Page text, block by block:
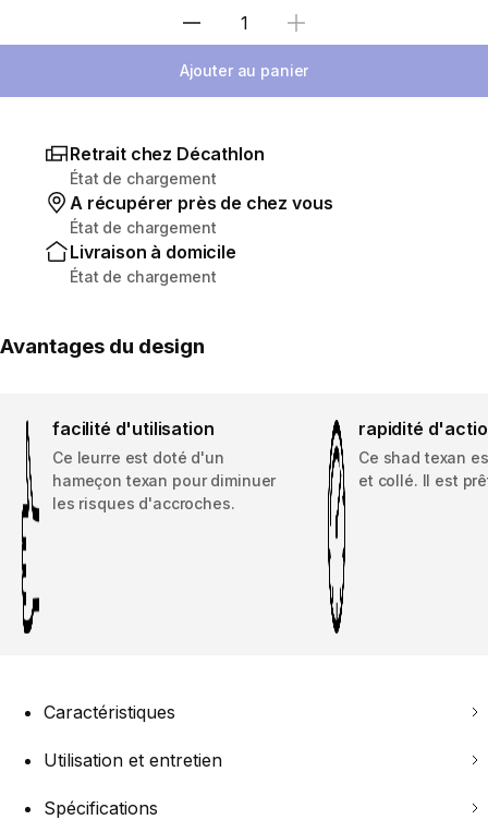
Choisir une quantité
Ajouter au panier
Retrait chez Décathlon
État de chargement
A récupérer près de chez vous
État de chargement
Livraison à domicile
État de chargement
Avantages du design
facilité d'utilisation
Ce leurre est doté d'un
hameçon texan pour diminuer
les risques d'accroches.
rapidité
Ce shad texan
et collé. Il est
Caractéristiques
Utilisation et entretien
Spécifications